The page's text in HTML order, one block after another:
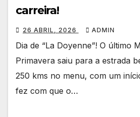
carreira!
26 ABRIL, 2026 ADMIN
Dia de “La Doyenne”! O último
Primavera saiu para a estrada
250 kms no menu, com um
fez com que o…